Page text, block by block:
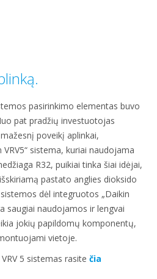
pasirinkimo elementas buvo
pat pradžių investuotojas
poveikį aplinkai,
sistema, kuriai naudojama
R32, puikiai tinka šiai idėjai,
pastato anglies dioksido
dėl integruotos „Daikin
saugiai naudojamos ir lengvai
jokių papildomų komponentų,
vietoje.
5 sistemas rasite čia